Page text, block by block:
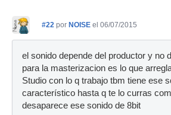
#22 por NOISE el 06/07/2015
el sonido depende del productor y no
para la masterizacion es lo que
Studio con lo q trabajo tbm tiene ese
característico hasta q te lo curras
desaparece ese sonido de 8bit